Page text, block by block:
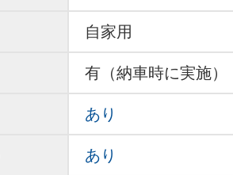
自家用
有（納車時に実施）
あり
あり